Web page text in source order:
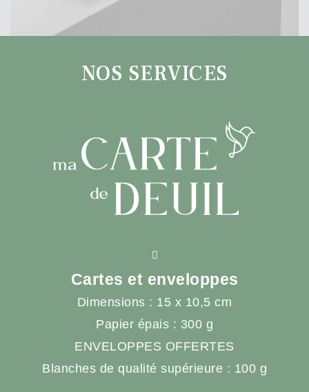
NOS SERVICES
Cartes et enveloppes
Dimensions : 15 x 10,5 cm
Papier épais : 300 g
ENVELOPPES OFFERTES
Blanches de qualité supérieure : 100 g